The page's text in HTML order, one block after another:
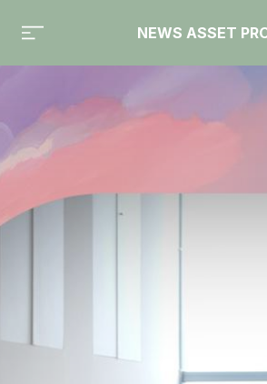
NEWS ASSET
Toute l'actualité sur le tag "Sébastien